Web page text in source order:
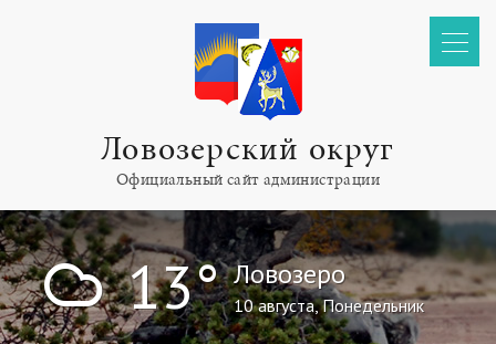
Ловозерский округ
Официальный сайт администрации
! 13° Ловозеро
10 августа, Понедельник